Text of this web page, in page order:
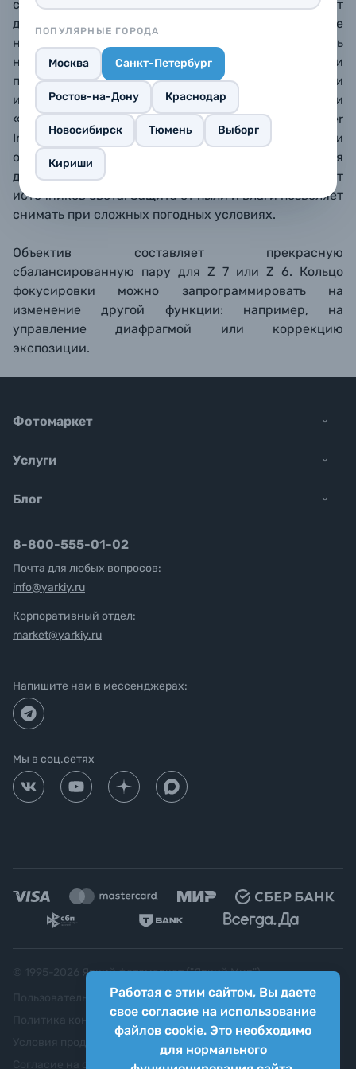
ПОПУЛЯРНЫЕ ГОРОДА
Москва Санкт-Петербург
Ростов-на-Дону Краснодар
Новосибирск Тюмень Выборг
Кириши
сверхнизкой дисперсией успешно корректируют
дисторсию, хроматические аберрации, кому – даже
на самых границах изображения. Резкость
начинается прямо от f/1.8 – нет необходимости
прикрывать диафрагму. Новый дизайн оптики
идеален для видео: тихий автофокус без рыскания и
«дыхания». Покрытия Nano Crystal Coat и и Super
Integrated Coating легко справляются с бликами и
ореолами при контровом свете. 9-лепестковая
диафрагма создает приятные округлые блики от
источников света. Защита от пыли и влаги позволяет
снимать при сложных погодных условиях.
Объектив составляет прекрасную
сбалансированную пару для Z 7 или Z 6. Кольцо
фокусировки можно запрограммировать на
изменение другой функции: например, на
управление диафрагмой или коррекцию
экспозиции.
Работая с этим сайтом, Вы даете
свое согласие на использование
файлов cookie. Это необходимо
для нормального
Фотомаркет
Услуги
Блог
8-800-555-01-02
Почта для любых вопросов:
info@yarkiy.ru
Корпоративный отдел:
market@yarkiy.ru
Напишите нам в мессенджерах:
Мы в соц.сетях
Яркий фотомаркет ("Яркий Мир")
Пользовательское соглашение
Политика конфиденциальности
Согласие на обработку персональных данных